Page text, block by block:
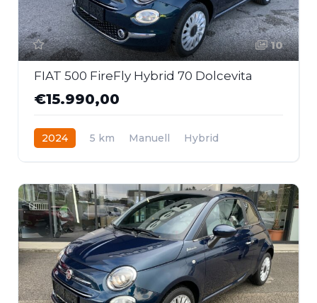
10
FIAT 500 FireFly Hybrid 70 Dolcevita
€15.990,00
2024 5 km Manuell
Hybrid